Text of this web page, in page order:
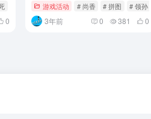
0
游戏活动 # 尚香 # 拼图 # 领孙
3年前 0 381 0